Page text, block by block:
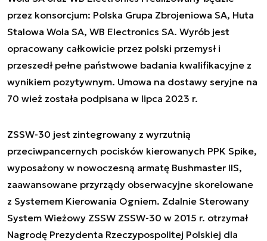
przez konsorcjum: Polska Grupa Zbrojeniowa SA, Huta
Stalowa Wola SA, WB Electronics SA. Wyrób jest
opracowany całkowicie przez polski przemysł i
przeszedł pełne państwowe badania kwalifikacyjne z
wynikiem pozytywnym. Umowa na dostawy seryjne na
70 wież została podpisana w lipca 2023 r.
ZSSW-30 jest zintegrowany z wyrzutnią
przeciwpancernych pocisków kierowanych PPK Spike,
wyposażony w nowoczesną armatę Bushmaster IIS,
zaawansowane przyrządy obserwacyjne skorelowane
z Systemem Kierowania Ogniem. Zdalnie Sterowany
System Wieżowy ZSSW ZSSW-30 w 2015 r. otrzymał
Nagrodę Prezydenta Rzeczypospolitej Polskiej dla